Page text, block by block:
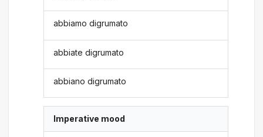
abbiamo digrumato
abbiate digrumato
abbiano digrumato
Imperative mood